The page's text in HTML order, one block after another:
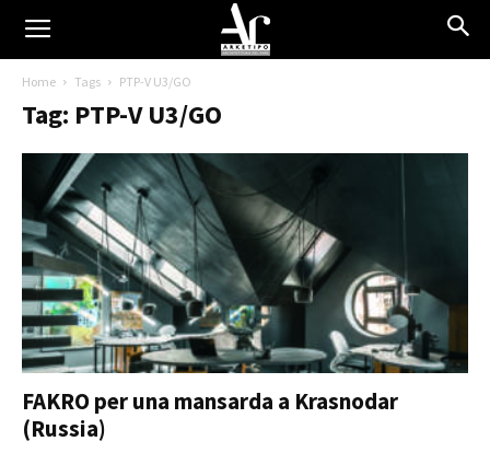
Home Tags PTP-V U3/GO
Tag: PTP-V U3/GO
FAKRO per una mansarda a Krasnodar
(Russia)